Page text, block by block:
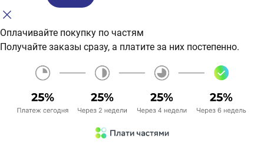
Оплачивайте покупку по частям
Получайте заказы сразу, а платите за них постепенно.